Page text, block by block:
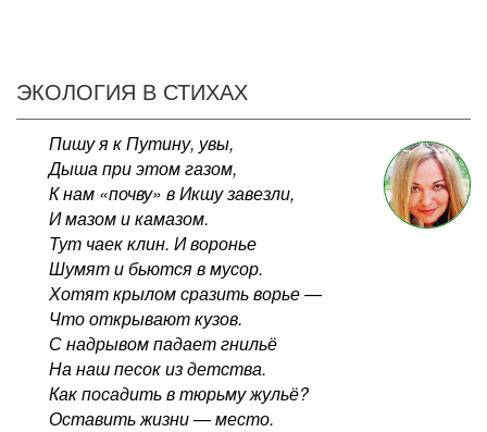
ЭКОЛОГИЯ В СТИХАХ
Пишу я к Путину, увы,
Дыша при этом газом,
К нам «почву» в Икшу завезли,
И мазом и камазом.
Тут чаек клин. И воронье
Шумят и бьются в мусор.
Хотят крылом сразить ворье —
Что открывают кузов.
С надрывом падает гнильё
На наш песок из детства.
Как посадить в тюрьму жульё?
Оставить жизни — место.